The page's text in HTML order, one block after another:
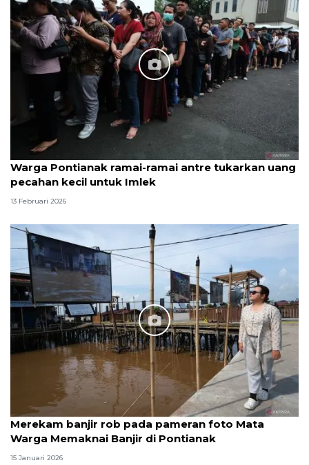
Warga Pontianak ramai-ramai antre tukarkan uang
pecahan kecil untuk Imlek
13 Februari 2026
Merekam banjir rob pada pameran foto Mata
Warga Memaknai Banjir di Pontianak
15 Januari 2026